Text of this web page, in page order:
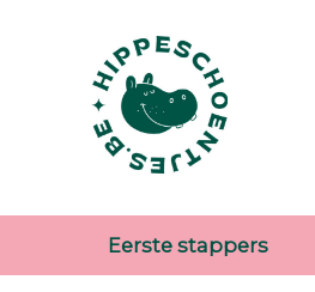
Eerste stappers